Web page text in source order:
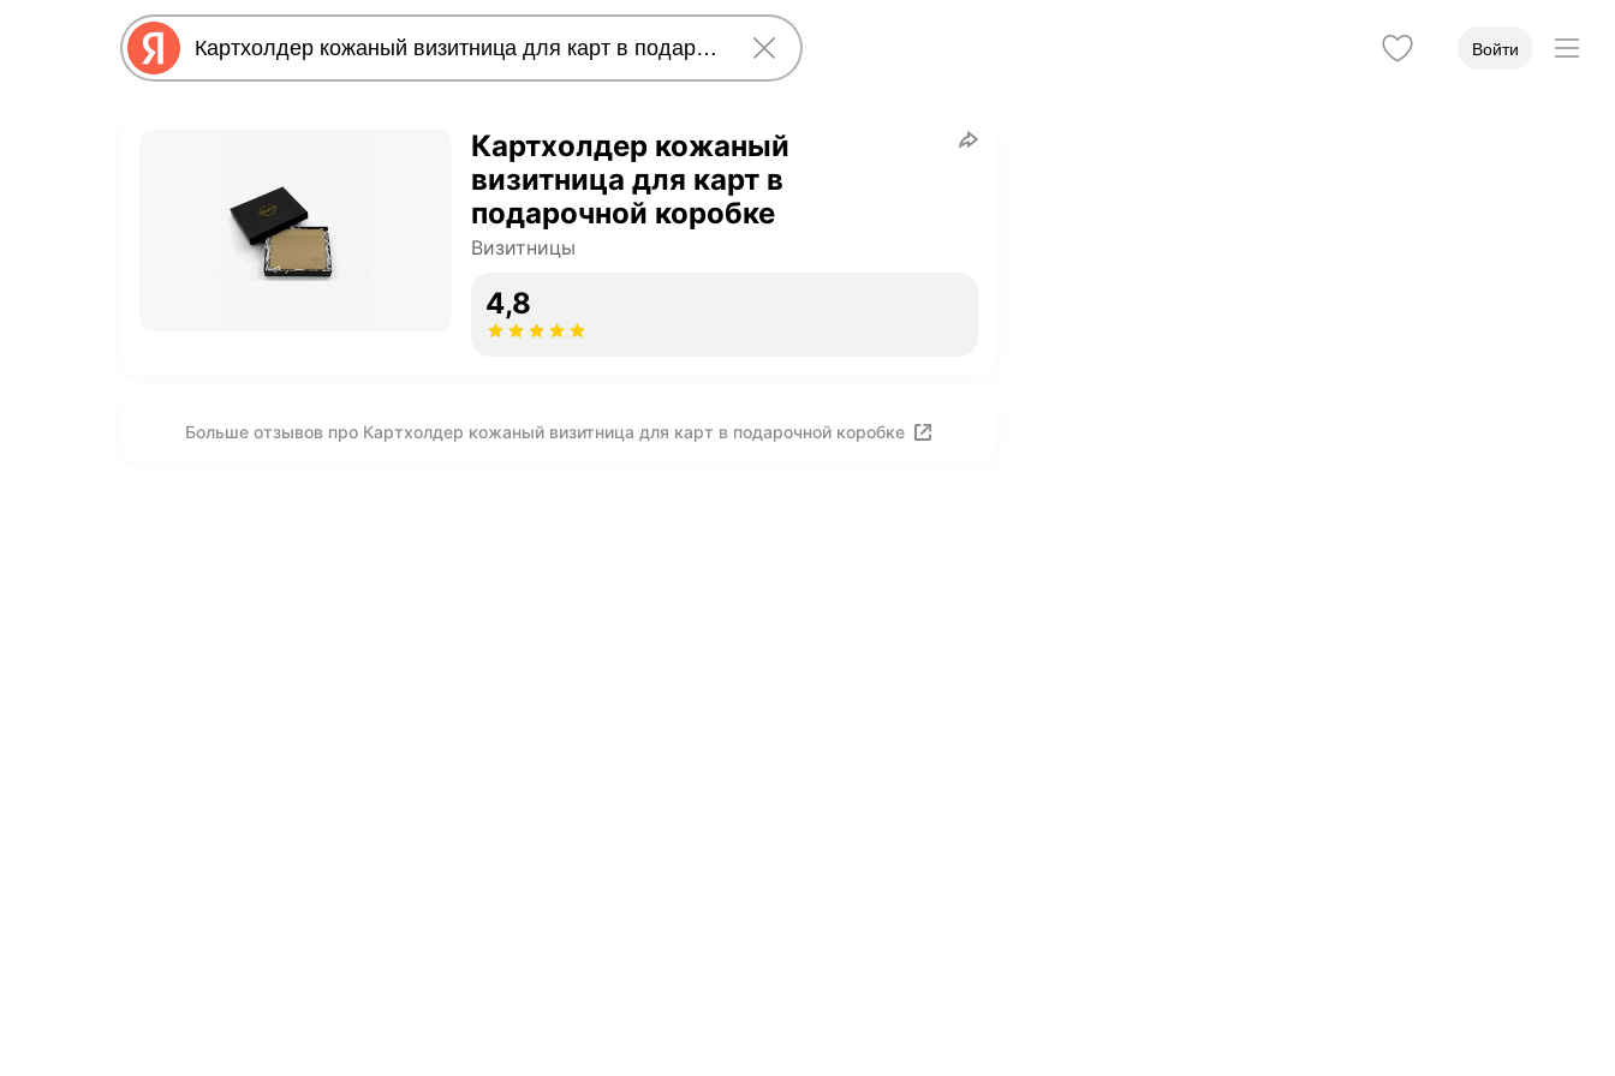
Войти
Картхолдер кожаный
визитница для карт в
подарочной коробке
Визитницы
4,8
Больше отзывов про Картхолдер кожаный визитница для карт в подарочной коробке